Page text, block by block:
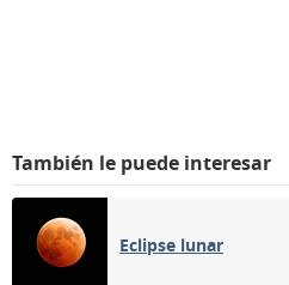
También le puede interesar
Eclipse lunar